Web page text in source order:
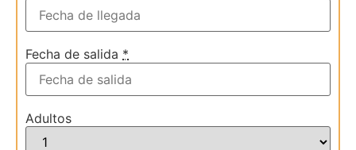
Fecha de salida *
Adultos